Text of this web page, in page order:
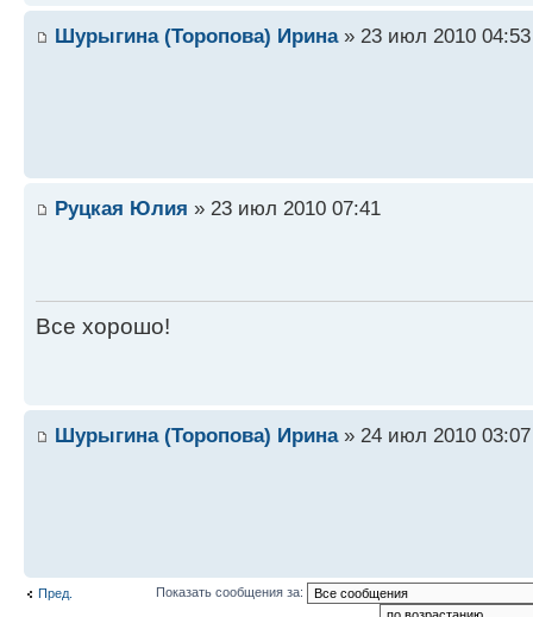
Шурыгина (Торопова) Ирина» 23 июл 2010 04:53
Руцкая Юлия » 23 июл 2010 07:41
Все хорошо!
Шурыгина (Торопова) Ирина» 24 июл 2010 03:07
Пред. Показать сообщения за: